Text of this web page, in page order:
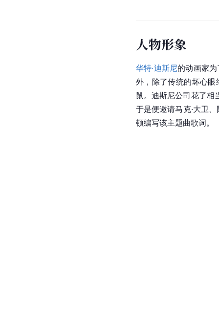
人物形象
华特·迪斯尼的动画家
外，除了传统的坏心
鼠。迪斯尼公司花了相
于是便邀请马克·大卫
顿编写该主题曲歌词。